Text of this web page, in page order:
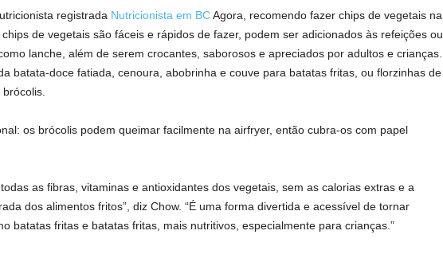
registrada Nutricionista em BCAgora, recomendo fazer chips de vegetais na
de vegetais são fáceis e rápidos de fazer, podem ser adicionados às refeições ou
lanche, além de serem crocantes, saborosos e apreciados por adultos e crianças.
batata-doce fatiada, cenoura, abobrinha e couve para batatas fritas, ou florzinhas de
os brócolis podem queimar facilmente na airfryer, então cubra-os com papel
as fibras, vitaminas e antioxidantes dos vegetais, sem as calorias extras e a
dos alimentos fritos”, diz Chow. “É uma forma divertida e acessível de tornar
batatas fritas e batatas fritas, mais nutritivos, especialmente para crianças.”